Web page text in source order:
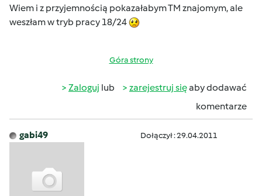
Wiem i z przyjemnością pokazałabym TM znajomym, ale
weszłam w tryb pracy 18/24
Góra strony
Zaloguj lub zarejestruj sięaby dodawać
komentarze
gabi49 Dołączył : 29.04.2011